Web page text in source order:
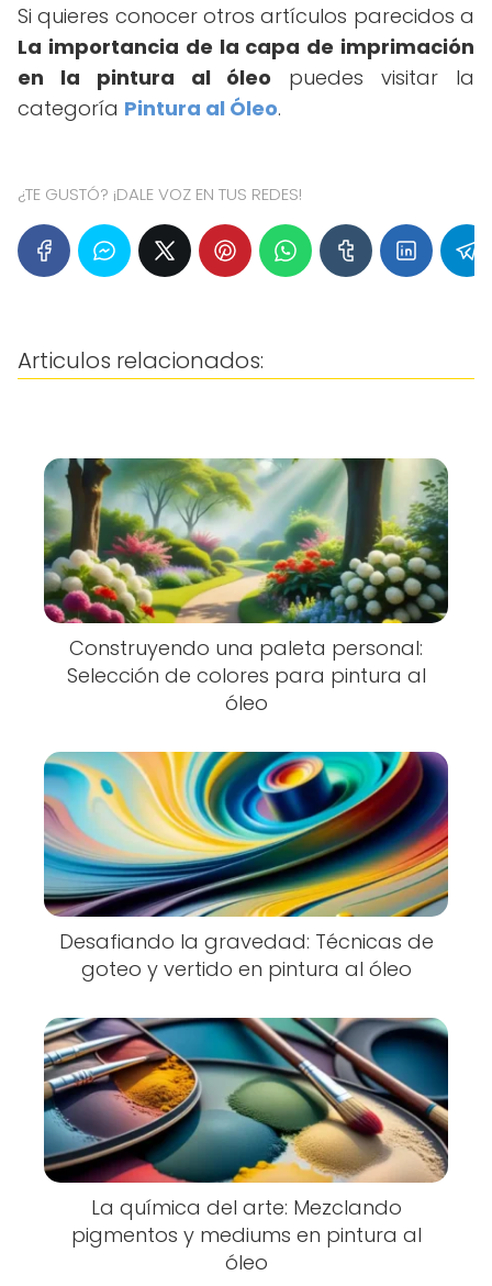
Si quieres conocer otros artículos parecidos a
La importancia de la capa de imprimación
en la pintura al óleo puedes visitar la
categoría Pintura al Óleo.
¿TE GUSTÓ? ¡DALE VOZ EN TUS REDES!
Articulos relacionados:
Construyendo una paleta personal:
Selección de colores para pintura al
óleo
Desafiando la gravedad: Técnicas de
goteo y vertido en pintura al óleo
La química del arte: Mezclando
pigmentos y mediums en pintura al
óleo